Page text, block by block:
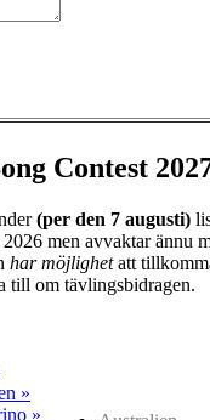
Contest
(per den 7 augusti)
men avvaktar ännu
har möjlighetatt
till om tävlingsbidragen.
»
»